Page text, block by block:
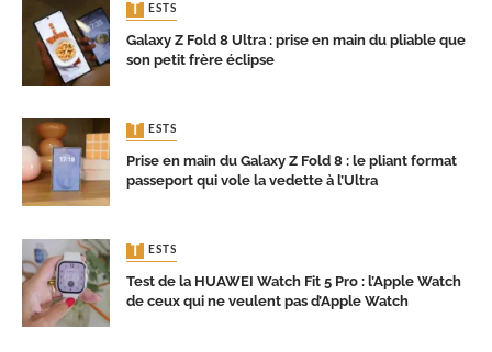
TESTS
Galaxy Z Fold 8 Ultra : prise en main du pliable que
son petit frère éclipse
TESTS
Prise en main du Galaxy Z Fold 8 : le pliant format
passeport qui vole la vedette à l’Ultra
TESTS
Test de la HUAWEI Watch Fit 5 Pro : l’Apple Watch
de ceux qui ne veulent pas d’Apple Watch